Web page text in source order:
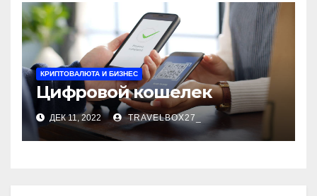
КРИПТОВАЛЮТА И БИЗНЕС
Цифровой кошелек
ДЕК 11, 2022 TRAVELBOX27_